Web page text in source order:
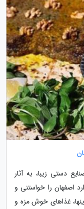
دستی زیبا، به آثار
اصفهان را خواستنی و
غذاهای خوش مزه و